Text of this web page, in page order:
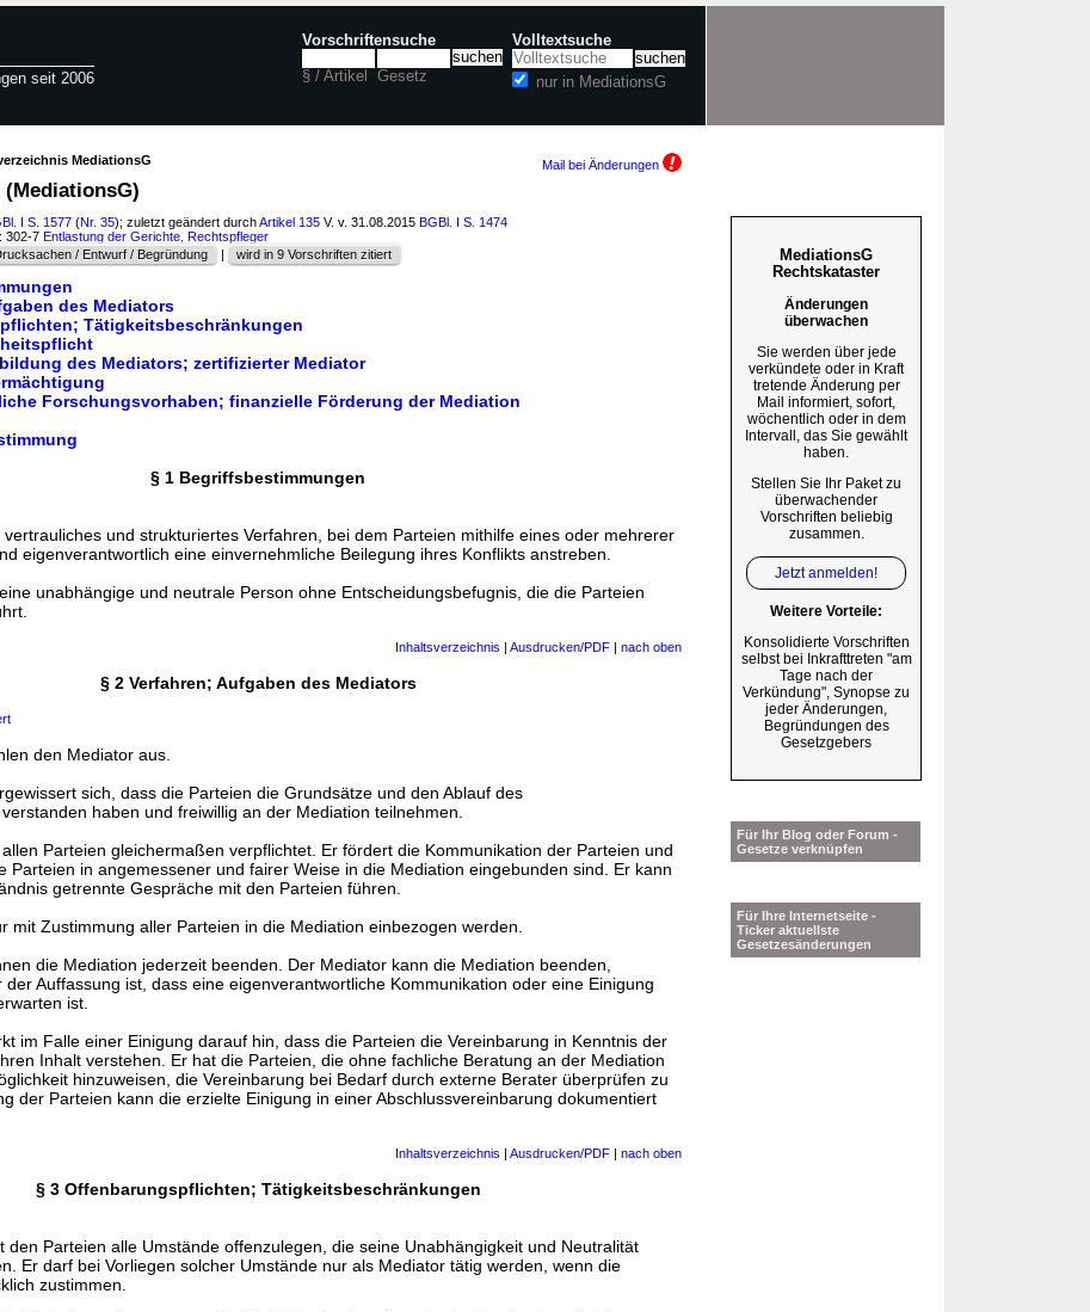
seit 2006
Vorschriftensuche
§ / Artikel Gesetz
Volltextsuche
nur in MediationsG
MediationsG Mail bei Änderungen
I S. 1577 (Nr. 35); zuletzt geändert durchArtikel 135 V. v. 31.08.2015 BGBl. I S. 1474
302-7 Entlastung der Gerichte, Rechtspfleger
/ Entwurf / Begründung | wird in 9 Vorschriften zitiert
des Mediators
Tätigkeitsbeschränkungen
des Mediators; zertifizierter Mediator
Forschungsvorhaben; finanzielle Förderung der Mediation
§ 1 Begriffsbestimmungen
und strukturiertes Verfahren, bei dem Parteien mithilfe eines oder mehrerer
eigenverantwortlich eine einvernehmliche Beilegung ihres Konflikts anstreben.
unabhängige und neutrale Person ohne Entscheidungsbefugnis, die die Parteien
Inhaltsverzeichnis | Ausdrucken/PDF | nach oben
§ 2 Verfahren; Aufgaben des Mediators
den Mediator aus.
sich, dass die Parteien die Grundsätze und den Ablauf des
haben und freiwillig an der Mediation teilnehmen.
Parteien gleichermaßen verpflichtet. Er fördert die Kommunikation der Parteien und
Parteien in angemessener und fairer Weise in die Mediation eingebunden sind. Er kann
getrennte Gespräche mit den Parteien führen.
mit Zustimmung aller Parteien in die Mediation einbezogen werden.
die Mediation jederzeit beenden. Der Mediator kann die Mediation beenden,
der Auffassung ist, dass eine eigenverantwortliche Kommunikation oder eine Einigung
ist.
im Falle einer Einigung darauf hin, dass die Parteien die Vereinbarung in Kenntnis der
Inhalt verstehen. Er hat die Parteien, die ohne fachliche Beratung an der Mediation
hinzuweisen, die Vereinbarung bei Bedarf durch externe Berater überprüfen zu
der Parteien kann die erzielte Einigung in einer Abschlussvereinbarung dokumentiert
Inhaltsverzeichnis | Ausdrucken/PDF | nach oben
§ 3 Offenbarungspflichten; Tätigkeitsbeschränkungen
den Parteien alle Umstände offenzulegen, die seine Unabhängigkeit und Neutralität
Er darf bei Vorliegen solcher Umstände nur als Mediator tätig werden, wenn die
zustimmen.
MediationsG
Rechtskataster
Änderungen
überwachen
Sie werden über jede
verkündete oder in Kraft
tretende Änderung per
Mail informiert, sofort,
wöchentlich oder in dem
Intervall, das Sie gewählt
haben.
Stellen Sie Ihr Paket zu
überwachender
Vorschriften beliebig
zusammen.
Jetzt anmelden!
Weitere Vorteile:
Konsolidierte Vorschriften
selbst bei Inkrafttreten "am
Tage nach der
Verkündung", Synopse zu
jeder Änderungen,
Begründungen des
Gesetzgebers
Für Ihr Blog oder Forum -
Gesetze verknüpfen
Für Ihre Internetseite -
Ticker aktuellste
Gesetzesänderungen